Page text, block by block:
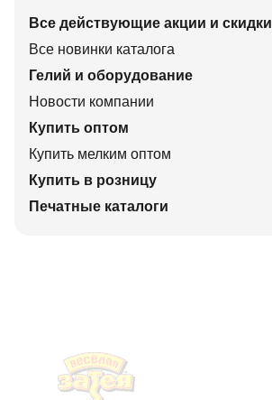
Все действующие акции и скидки
Все новинки каталога
Гелий и оборудование
Новости компании
Купить оптом
Купить мелким оптом
Купить в розницу
Печатные каталоги